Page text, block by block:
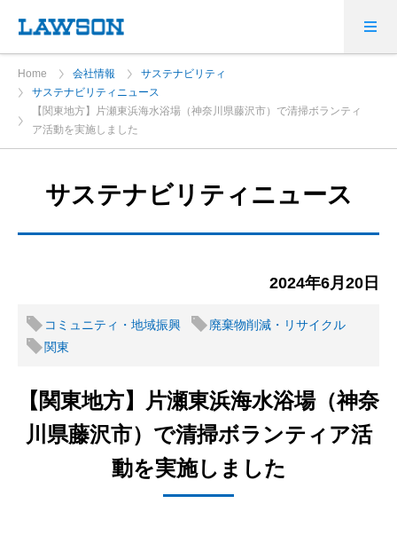
Home 会社情報
サステナビリティ
サステナビリティニュース
【関東地方】片瀬東浜海水浴場（神奈川県藤沢市）で清掃ボランティ
ア活動を実施しました
サステナビリティニュース
2024年6月20日
コミュニティ・地域振興
廃棄物削減・リサイクル
関東
【関東地方】片瀬東浜海水浴場（神奈
川県藤沢市）で清掃ボランティア活
動を実施しました